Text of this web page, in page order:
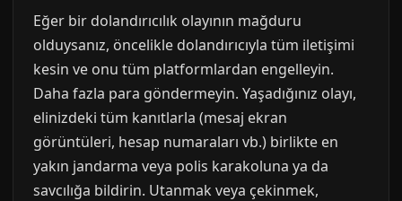
Eğer bir dolandırıcılık olayının mağduru
olduysanız, öncelikle dolandırıcıyla tüm iletişimi
kesin ve onu tüm platformlardan engelleyin.
Daha fazla para göndermeyin. Yaşadığınız olayı,
elinizdeki tüm kanıtlarla (mesaj ekran
görüntüleri, hesap numaraları vb.) birlikte en
yakın jandarma veya polis karakoluna ya da
savcılığa bildirin. Utanmak veya çekinmek,